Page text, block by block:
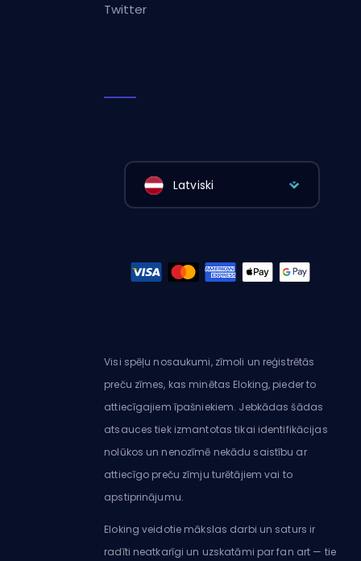
Twitter
Latviski
Visi spēļu nosaukumi, zīmoli un reģistrētās
preču zīmes, kas minētas Eloking, pieder to
attiecīgajiem īpašniekiem. Jebkādas šādas
atsauces tiek izmantotas tikai identifikācijas
nolūkos un nenozīmē nekādu saistību ar
attiecīgo preču zīmju turētājiem vai to
apstiprinājumu.
Eloking veidotie mākslas darbi un saturs ir
radīti neatkarīgi un uzskatāmi par fan art — tie